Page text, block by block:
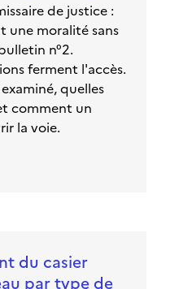
de justice :
une moralité sans
n°2.
ferment l'accès.
quelles
comment un
la voie.
du casier
par type de